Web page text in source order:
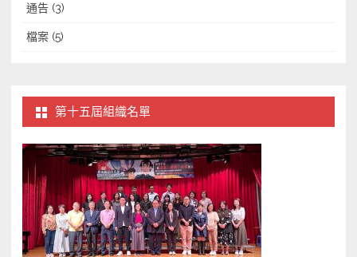
通告 (3)
檔案 (5)
第十五屆組織名單